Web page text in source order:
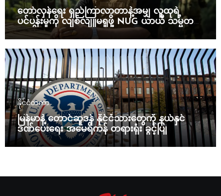
တော်လှန်ရေး ရှည်ကြာလာတာနဲ့အမျှ လူထုရဲ့
ပင်ပန်းမှုကို လျစ်လျူမရှုဖို့ NUG ယာယီ သမ္မတ
သတိပေး
နိုင်ငံတကာ
မြန်မာနဲ့ တောင်ဆူဒန် နိုင်ငံသားတွေကို နယ်နှင်
ဒဏ်ပေးရေး အမေရိကန် တရားရုံး ခွင့်ပြု